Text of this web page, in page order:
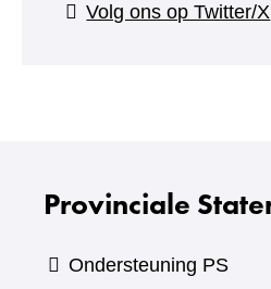
Volg ons op Twitter/X
Provinciale
Ondersteuning PS